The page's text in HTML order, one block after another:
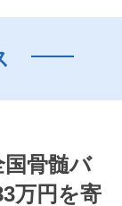
骨髄バ
万円を寄